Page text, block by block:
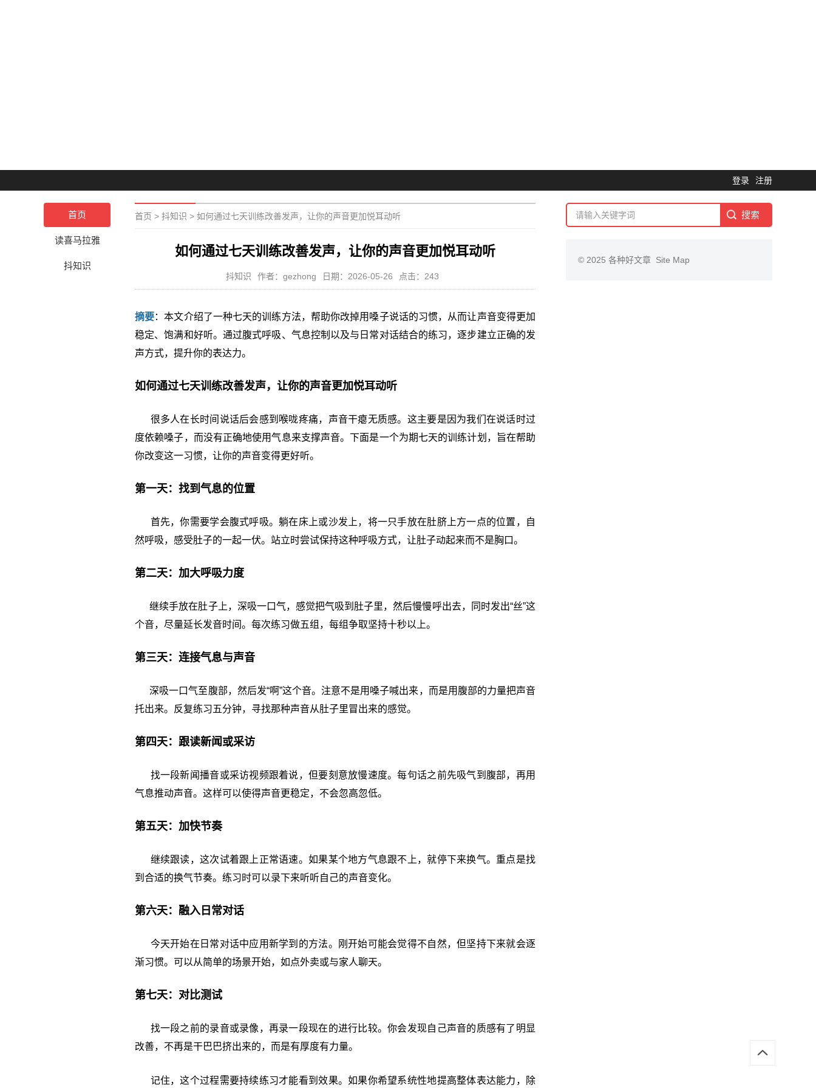
登录 注册
首页
读喜马拉雅
抖知识
首页 > 抖知识 > 如何通过七天训练改善发声，让你的声音更加悦耳动听
如何通过七天训练改善发声，让你的声音更加悦耳动听
抖知识 作者：gezhong 日期：2026-05-26 点击：243
摘要：本文介绍了一种七天的训练方法，帮助你改掉用嗓子说话的习惯，从而让声音变得更加
稳定、饱满和好听。通过腹式呼吸、气息控制以及与日常对话结合的练习，逐步建立正确的发
声方式，提升你的表达力。
如何通过七天训练改善发声，让你的声音更加悦耳动听
很多人在长时间说话后会感到喉咙疼痛，声音干瘪无质感。这主要是因为我们在说话时过
度依赖嗓子，而没有正确地使用气息来支撑声音。下面是一个为期七天的训练计划，旨在帮助
你改变这一习惯，让你的声音变得更好听。
第一天：找到气息的位置
首先，你需要学会腹式呼吸。躺在床上或沙发上，将一只手放在肚脐上方一点的位置，自
然呼吸，感受肚子的一起一伏。站立时尝试保持这种呼吸方式，让肚子动起来而不是胸口。
第二天：加大呼吸力度
继续手放在肚子上，深吸一口气，感觉把气吸到肚子里，然后慢慢呼出去，同时发出“丝”这
个音，尽量延长发音时间。每次练习做五组，每组争取坚持十秒以上。
第三天：连接气息与声音
深吸一口气至腹部，然后发“啊”这个音。注意不是用嗓子喊出来，而是用腹部的力量把声音
托出来。反复练习五分钟，寻找那种声音从肚子里冒出来的感觉。
第四天：跟读新闻或采访
找一段新闻播音或采访视频跟着说，但要刻意放慢速度。每句话之前先吸气到腹部，再用
气息推动声音。这样可以使得声音更稳定，不会忽高忽低。
第五天：加快节奏
继续跟读，这次试着跟上正常语速。如果某个地方气息跟不上，就停下来换气。重点是找
到合适的换气节奏。练习时可以录下来听听自己的声音变化。
第六天：融入日常对话
今天开始在日常对话中应用新学到的方法。刚开始可能会觉得不自然，但坚持下来就会逐
渐习惯。可以从简单的场景开始，如点外卖或与家人聊天。
第七天：对比测试
找一段之前的录音或录像，再录一段现在的进行比较。你会发现自己声音的质感有了明显
改善，不再是干巴巴挤出来的，而是有厚度有力量。
记住，这个过程需要持续练习才能看到效果。如果你希望系统性地提高整体表达能力，除
© 2025 各种好文章 Site Map